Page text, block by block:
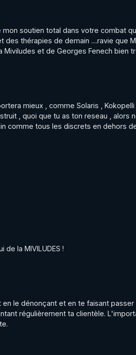
soutien total dans votre combat
thérapies de demain ....ravie que
et de Georges Fenech bien
mieux , comme Solaris ,
, quoi que tu as ton reseau , alors
comme tous les discrets en dehors
la MIVILUDES !
le dénonçant et en te faisant
régulièrement ta clientèle.